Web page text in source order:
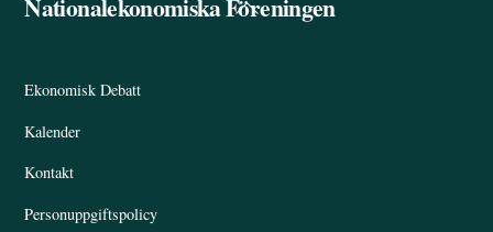
Nationalekonomiska Föreningen
Ekonomisk Debatt
Kalender
Kontakt
Personuppgiftspolicy